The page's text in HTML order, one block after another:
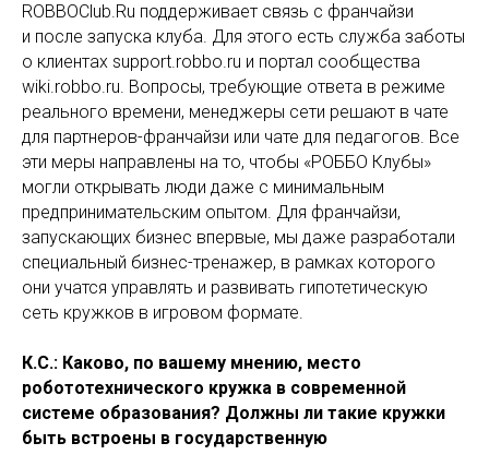
ROBBOClub.Ru поддерживает связь с франчайзи
и после запуска клуба. Для этого есть служба заботы
о клиентах support.robbo.ru и портал сообщества
wiki.robbo.ru. Вопросы, требующие ответа в режиме
реального времени, менеджеры сети решают в чате
для партнеров-франчайзи или чате для педагогов. Все
эти меры направлены на то, чтобы «РОББО Клубы»
могли открывать люди даже с минимальным
предпринимательским опытом. Для франчайзи,
запускающих бизнес впервые, мы даже разработали
специальный бизнес-тренажер, в рамках которого
они учатся управлять и развивать гипотетическую
сеть кружков в игровом формате.
К.С.: Каково, по вашему мнению, место
робототехнического кружка в современной
системе образования? Должны ли такие кружки
быть встроены в государственную